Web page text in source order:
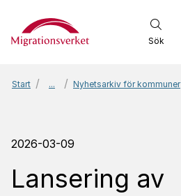
Start
Sök
Start ... Nyhetsarkiv för kommuner
2026-03-09
Lansering av